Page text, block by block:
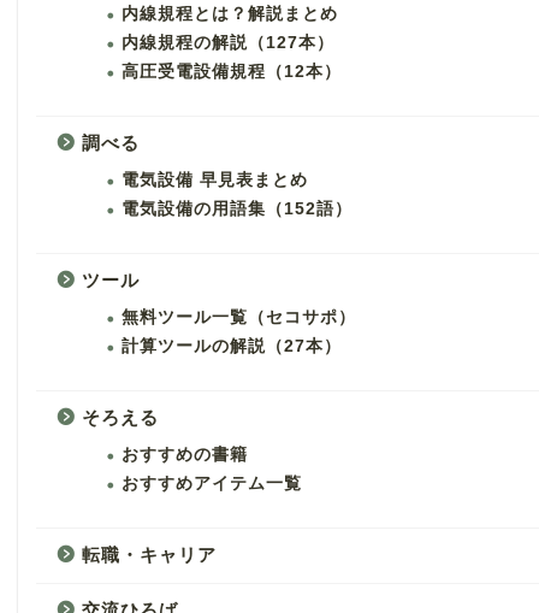
内線規程とは？解説まとめ
内線規程の解説（127本）
高圧受電設備規程（12本）
調べる
電気設備 早見表まとめ
電気設備の用語集（152語）
ツール
無料ツール一覧（セコサポ）
計算ツールの解説（27本）
そろえる
おすすめの書籍
おすすめアイテム一覧
転職・キャリア